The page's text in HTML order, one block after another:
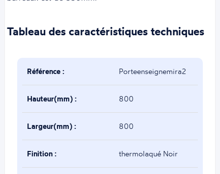
Tableau des caractéristiques techniques
Référence : Porteenseignemira2
Hauteur(mm) : 800
Largeur(mm) : 800
Finition : thermolaqué Noir